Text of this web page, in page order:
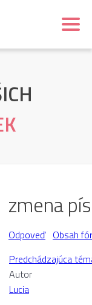
zmena
Odpoveď Obsah
Predchádzajúca
Autor
Lucia